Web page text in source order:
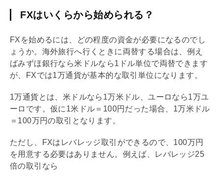
FXはいくらから始められる？
FXを始めるには、どの程度の資金が必要になるのでし
ょうか。海外旅行へ行くときに両替する場合は、例え
ばみずほ銀行なら米ドルなら1ドル単位で両替できます
が、FXでは1万通貨が基本的な取引単位になります。
1万通貨とは、米ドルなら1万米ドル、ユーロなら1万ユ
ーロです。仮に1米ドル＝100円だった場合、1万米ドル
＝100万円の取引となります。
ただし、FXは レバレッジ取引ができるので、100万円
を用意する必要はありません。例えば、
レバレッジ25
倍の取引なら